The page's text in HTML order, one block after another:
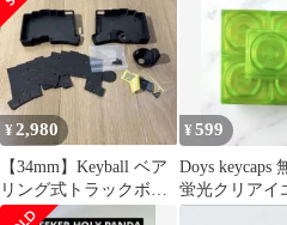
¥2,980
【34mm】Keyball ベア
リング式トラックボー
ルケース セット
¥599
Doys keycaps
蛍光クリアイ